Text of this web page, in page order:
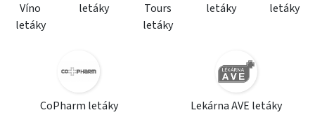
Víno
letáky
letáky
Tours
letáky
letáky
letáky
CoPharm letáky Lekárna AVE letáky